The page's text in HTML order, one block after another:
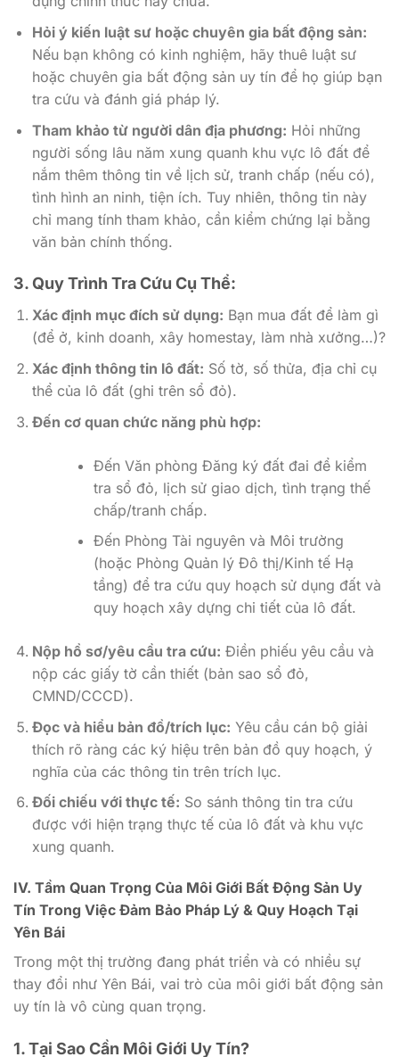
Hỏi ý kiến luật sư hoặc chuyên gia bất động sản:
Nếu bạn không có kinh nghiệm, hãy thuê luật sư
hoặc chuyên gia bất động sản uy tín để họ giúp bạn
tra cứu và đánh giá pháp lý.
Tham khảo từ người dân địa phương: Hỏi những
người sống lâu năm xung quanh khu vực lô đất để
nắm thêm thông tin về lịch sử, tranh chấp (nếu có),
tình hình an ninh, tiện ích. Tuy nhiên, thông tin này
chỉ mang tính tham khảo, cần kiểm chứng lại bằng
văn bản chính thống.
3. Quy Trình Tra Cứu Cụ Thể:
Xác định mục đích sử dụng: Bạn mua đất để làm gì
(để ở, kinh doanh, xây homestay, làm nhà xưởng…)?
Xác định thông tin lô đất: Số tờ, số thửa, địa chỉ cụ
thể của lô đất (ghi trên sổ đỏ).
Đến cơ quan chức năng phù hợp:
Đến Văn phòng Đăng ký đất đai để kiểm
tra sổ đỏ, lịch sử giao dịch, tình trạng thế
chấp/tranh chấp.
Đến Phòng Tài nguyên và Môi trường
(hoặc Phòng Quản lý Đô thị/Kinh tế Hạ
tầng) để tra cứu quy hoạch sử dụng đất và
quy hoạch xây dựng chi tiết của lô đất.
Nộp hồ sơ/yêu cầu tra cứu: Điền phiếu yêu cầu và
nộp các giấy tờ cần thiết (bản sao sổ đỏ,
CMND/CCCD).
Đọc và hiểu bản đồ/trích lục: Yêu cầu cán bộ giải
thích rõ ràng các ký hiệu trên bản đồ quy hoạch, ý
nghĩa của các thông tin trên trích lục.
Đối chiếu với thực tế: So sánh thông tin tra cứu
được với hiện trạng thực tế của lô đất và khu vực
xung quanh.
IV. Tầm Quan Trọng Của Môi Giới Bất Động Sản Uy
Tín Trong Việc Đảm Bảo Pháp Lý & Quy Hoạch Tại
Yên Bái
Trong một thị trường đang phát triển và có nhiều sự
thay đổi như Yên Bái, vai trò của môi giới bất động sản
uy tín là vô cùng quan trọng.
1. Tại Sao Cần Môi Giới Uy Tín?